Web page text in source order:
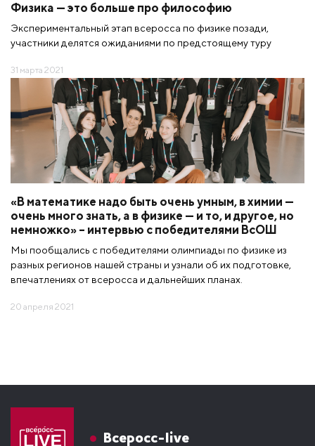
Физика — это больше про философию
Экспериментальный этап всеросса по физике позади,
участники делятся ожиданиями по предстоящему туру
31 марта 2021
«В математике надо быть очень умным, в химии —
очень много знать, а в физике — и то, и другое, но
немножко» – интервью с победителями ВсОШ
Мы пообщались с победителями олимпиады по физике из
разных регионов нашей страны и узнали об их подготовке,
впечатлениях от всеросса и дальнейших планах.
20 апреля 2021
Всеросс-live